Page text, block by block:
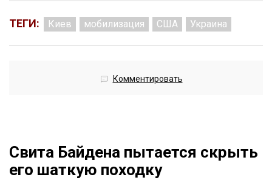
ТЕГИ: Киев мобилизация США Украина
Комментировать
Свита Байдена пытается скрыть
его шаткую походку